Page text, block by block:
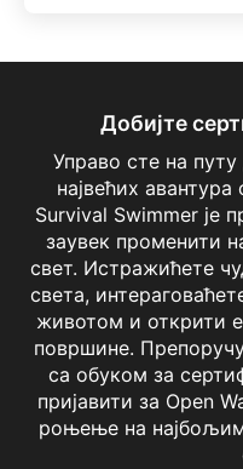
Добијте
Управо сте на
највећих
Survival Swimmer је
заувек променити
свет. Истражићете
света,
животом и открити
површине.
са обуком за
пријавити за Open
роњење на